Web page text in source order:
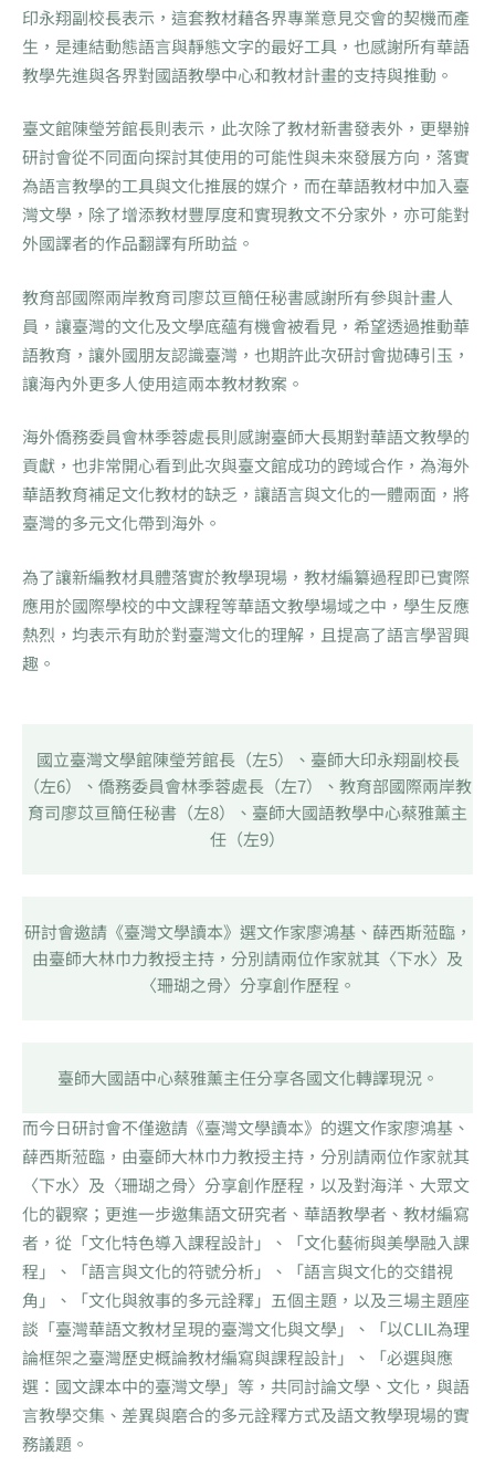
印永翔副校長表示，這套教材藉各界專業意見交會的契機而產
生，是連結動態語言與靜態文字的最好工具，也感謝所有華語
教學先進與各界對國語教學中心和教材計畫的支持與推動。
臺文館陳瑩芳館長則表示，此次除了教材新書發表外，更舉辦
研討會從不同面向探討其使用的可能性與未來發展方向，落實
為語言教學的工具與文化推展的媒介，而在華語教材中加入臺
灣文學，除了增添教材豐厚度和實現教文不分家外，亦可能對
外國譯者的作品翻譯有所助益。
教育部國際兩岸教育司廖苡亘簡任秘書感謝所有參與計畫人
員，讓臺灣的文化及文學底蘊有機會被看見，希望透過推動華
語教育，讓外國朋友認識臺灣，也期許此次研討會拋磚引玉，
讓海內外更多人使用這兩本教材教案。
海外僑務委員會林季蓉處長則感謝臺師大長期對華語文教學的
貢獻，也非常開心看到此次與臺文館成功的跨域合作，為海外
華語教育補足文化教材的缺乏，讓語言與文化的一體兩面，將
臺灣的多元文化帶到海外。
為了讓新編教材具體落實於教學現場，教材編纂過程即已實際
應用於國際學校的中文課程等華語文教學場域之中，學生反應
熱烈，均表示有助於對臺灣文化的理解，且提高了語言學習興
趣。
國立臺灣文學館陳瑩芳館長（左5）、臺師大印永翔副校長
（左6）、僑務委員會林季蓉處長（左7）、教育部國際兩岸教
育司廖苡亘簡任秘書（左8）、臺師大國語教學中心蔡雅薰主
任（左9）
研討會邀請《臺灣文學讀本》選文作家廖鴻基、薛西斯蒞臨，
由臺師大林巾力教授主持，分別請兩位作家就其〈下水〉及
〈珊瑚之骨〉分享創作歷程。
臺師大國語中心蔡雅薰主任分享各國文化轉譯現況。
而今日研討會不僅邀請《臺灣文學讀本》的選文作家廖鴻基、
薛西斯蒞臨，由臺師大林巾力教授主持，分別請兩位作家就其
〈下水〉及〈珊瑚之骨〉分享創作歷程，以及對海洋、大眾文
化的觀察；更進一步邀集語文研究者、華語教學者、教材編寫
者，從「文化特色導入課程設計」、「文化藝術與美學融入課
程」、「語言與文化的符號分析」、「語言與文化的交錯視
角」、「文化與敘事的多元詮釋」五個主題，以及三場主題座
談「臺灣華語文教材呈現的臺灣文化與文學」、「以CLIL為理
論框架之臺灣歷史概論教材編寫與課程設計」、「必選與應
選：國文課本中的臺灣文學」等，共同討論文學、文化，與語
言教學交集、差異與磨合的多元詮釋方式及語文教學現場的實
務議題。